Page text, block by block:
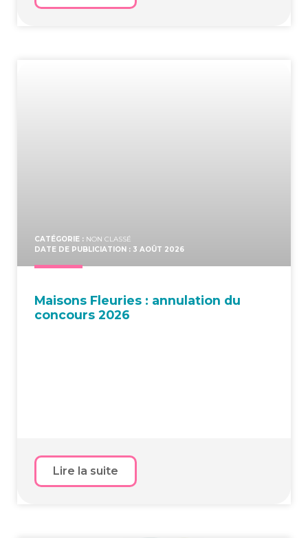
CATÉGORIE : NON CLASSÉ
DATE DE PUBLICIATION : 3 AOÛT 2026
Mai­sons Fleu­ries : annu­la­tion du
concours 2026
Lire la suite